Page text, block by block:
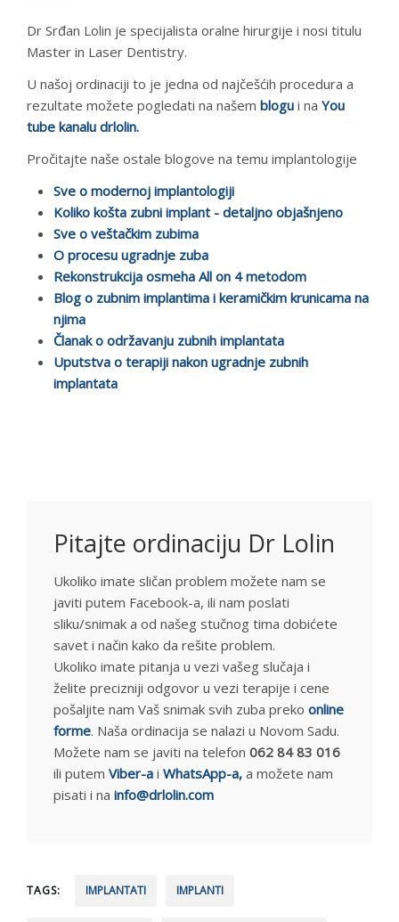
Dr Srđan Lolin je specijalista oralne hirurgije i nosi titulu
Master in Laser Dentistry.
U našoj ordinaciji to je jedna od najčešćih procedura a
rezultate možete pogledati na našem blogu i na You
tube kanalu drlolin.
Pročitajte naše ostale blogove na temu implantologije
Sve o modernoj implantologiji
Koliko košta zubni implant - detaljno objašnjeno
Sve o veštačkim zubima
O procesu ugradnje zuba
Rekonstrukcija osmeha All on 4 metodom
Blog o zubnim implantima i keramičkim krunicama na
njima
Članak o održavanju zubnih implantata
Uputstva o terapiji nakon ugradnje zubnih
implantata
Pitajte ordinaciju Dr Lolin
Ukoliko imate sličan problem možete nam se
javiti putem Facebook-a, ili nam poslati
sliku/snimak a od našeg stučnog tima dobićete
savet i način kako da rešite problem.
Ukoliko imate pitanja u vezi vašeg slučaja i
želite precizniji odgovor u vezi terapije i cene
pošaljite nam Vaš snimak svih zuba preko online
forme. Naša ordinacija se nalazi u Novom Sadu.
Možete nam se javiti na telefon 062 84 83 016
ili putem Viber-a i WhatsApp-a, a možete nam
pisati i na info@drlolin.com
TAGS: IMPLANTATI IMPLANTI